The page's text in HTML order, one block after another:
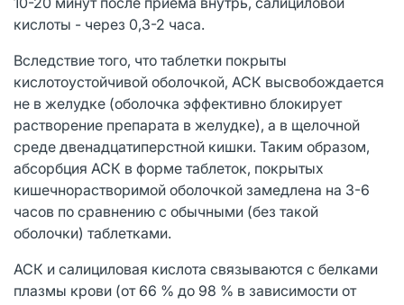
кислоты - через 0,3-2 часа.
Вследствие того, что таблетки покрыты
кислотоустойчивой оболочкой, АСК высвобождается
не в желудке (оболочка эффективно блокирует
растворение препарата в желудке), а в щелочной
среде двенадцатиперстной кишки. Таким образом,
абсорбция АСК в форме таблеток, покрытых
кишечнорастворимой оболочкой замедлена на 3-6
часов по сравнению с обычными (без такой
оболочки) таблетками.
АСК и салициловая кислота связываются с белками
плазмы крови (от 66 % до 98 % в зависимости от